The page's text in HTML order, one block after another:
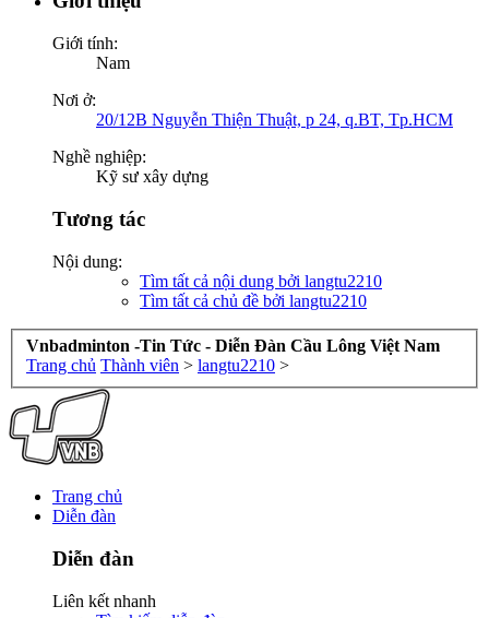
Giới tính:
Nam
Nơi ở:
20/12B Nguyễn Thiện Thuật, p 24, q.BT, Tp.HCM
Nghề nghiệp:
Kỹ sư xây dựng
Tương tác
Nội dung:
Tìm tất cả nội dung bởi langtu2210
Tìm tất cả chủ đề bởi langtu2210
Vnbadminton -Tin Tức - Diễn Đàn Cầu Lông Việt Nam
Trang chủ Thành viên > langtu2210 >
Trang chủ
Diễn đàn
Diễn đàn
Liên kết nhanh